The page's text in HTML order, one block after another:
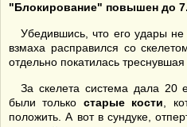
"Блокирование" повышен до 7.
Убедившись, что его удары
взмаха расправился со
отдельно покатилась треснувшая
За скелета система дала 20
были только старые кости ,
положить. А вот в сундуке,